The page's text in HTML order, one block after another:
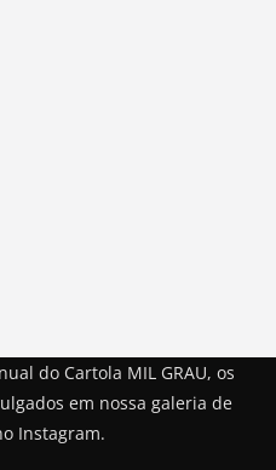
do Cartola MIL GRAU, os
em nossa galeria de
Instagram.